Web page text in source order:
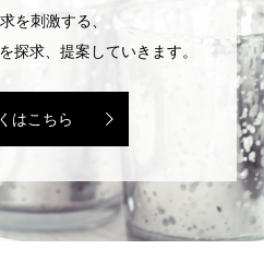
を刺激する、
探求、提案していきます。
はこちら